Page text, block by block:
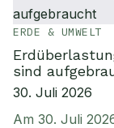
ERDE & UMWELT
sind
30. Juli 2026
Am 30. Juli